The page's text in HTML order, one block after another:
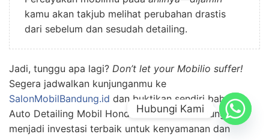
kamu akan takjub melihat perubahan drastis
dari sebelum dan sesudah detailing.
Jadi, tunggu apa lagi? Don’t let your Mobilio suffer!
Segera jadwalkan kunjunganmu ke
SalonMobilBandung.id dan buktikan sendiri bahwa
Auto Detailing Mobil Honda Mobilio di Bandung bisa
menjadi investasi terbaik untuk kenyamanan dan
Hubungi Kami